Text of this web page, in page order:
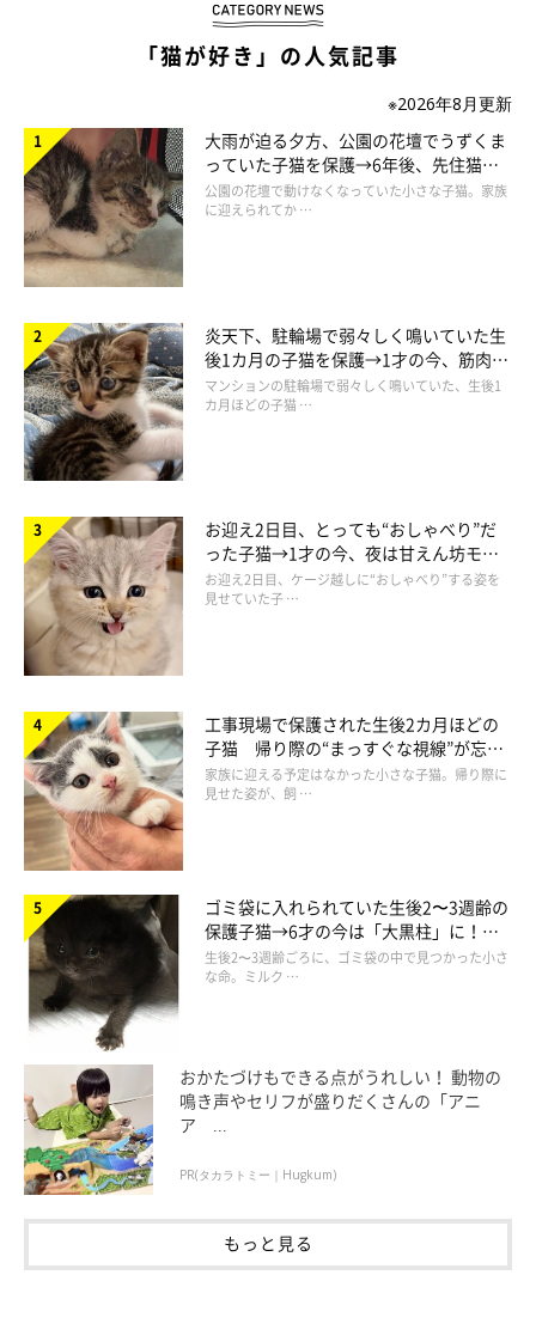
↑まぼろしのバッグ型をお試しになるCCO。これはこれでかわいいのです
が、かばん持たせてるみたいでちょっと負担があるように見えるかもね、と
ボツ。
Catlogのペンダント部分は耳の良い猫様のために音の鳴らない部
品を使用していますが、これもどんなに小さな鈴であっても首輪
の参考にしました。
↑柔らかいヘアゴムで首輪を練習していた子猫ブリ丸
また、ベルト部分も猫様の首に優しくかつ軽くて高級感のあるベ
ロア素材を選択したのですが、これも布屋さんで何種類も買って
きて試したり、装着感をブリ丸と検証しました。
おかげさまで、リリース後、お客様から「いつもは首輪を嫌がる
のにCatlogは嫌がらない！」といった嬉しいお声をいただいてお
り、CCOブリ丸も大変喜んでいます。
「猫が好き」の人気記事
※2026年8月更新
大雨が迫る夕方、公園の花壇でうずくま
っていた子猫を保護→6年後、先住猫
と“姉妹”のような関係に
公園の花壇で動けなくなっていた小さな子猫。家族
に迎えられてか …
炎天下、駐輪場で弱々しく鳴いていた生
後1カ月の子猫を保護→1才の今、筋肉質
でツンデレなコに成長
マンションの駐輪場で弱々しく鳴いていた、生後1
カ月ほどの子猫 …
お迎え2日目、とっても“おしゃべり”だ
った子猫→1才の今、夜は甘えん坊モー
ドになるコに成長！
お迎え2日目、ケージ越しに“おしゃべり”する姿を
見せていた子 …
工事現場で保護された生後2カ月ほどの
子猫 帰り際の“まっすぐな視線”が忘れ
られず、家族の一員に
家族に迎える予定はなかった小さな子猫。帰り際に
見せた姿が、飼 …
ゴミ袋に入れられていた生後2〜3週齢の
保護子猫→6才の今は「大黒柱」に！
美しい黒猫に成長した姿にグッとくる
生後2〜3週齢ごろに、ゴミ袋の中で見つかった小さ
な命。ミルク …
おかたづけもできる点がうれしい！ 動物の
鳴き声やセリフが盛りだくさんの「アニ
ア ...
PR(タカラトミー｜Hugkum)
もっと見る